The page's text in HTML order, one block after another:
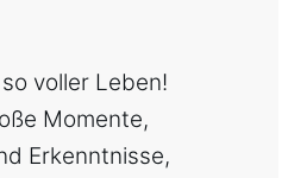
voller Leben!
Momente,
Erkenntnisse,